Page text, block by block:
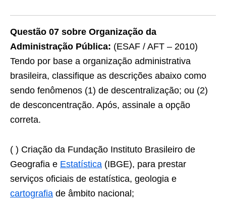
Questão 07 sobre Organização da
Administração Pública: (ESAF / AFT – 2010)
Tendo por base a organização administrativa
brasileira, classifique as descrições abaixo como
sendo fenômenos (1) de descentralização; ou (2)
de desconcentração. Após, assinale a opção
correta.
( ) Criação da Fundação Instituto Brasileiro de
Geografia e Estatística (IBGE), para prestar
serviços oficiais de estatística, geologia e
cartografia de âmbito nacional;